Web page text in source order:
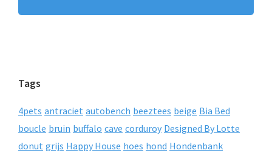
Tags
4pets antraciet autobench beeztees beige Bia Bed
boucle bruin buffalo cave corduroy Designed By Lotte
donut grijs Happy House hoes hond Hondenbank